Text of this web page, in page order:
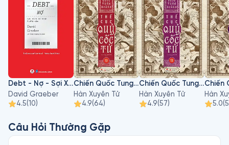
Debt - Nợ - Sợi Xích Vô Hình 5000 Năm
David Graeber
4.5(10)
Chiến Quốc Tung Hoành - Thế Cục Quỷ Cốc Tử - Tập 13
Hàn Xuyên Tử
4.9(64)
Chiến Quốc Tung Hoành - Thế Cục Quỷ Cốc Tử - Tập 12
Hàn Xuyên Tử
4.9(57)
Hàn
5.0(
Câu Hỏi Thường Gặp